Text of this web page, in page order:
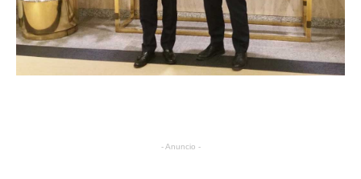
- Anuncio -